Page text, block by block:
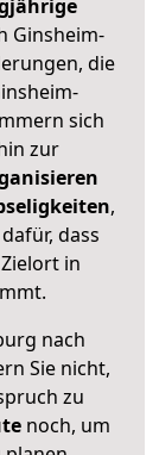
Ginsheim-
die
sich
zur
,
dass
in
nach
Sie nicht,
zu
noch, um